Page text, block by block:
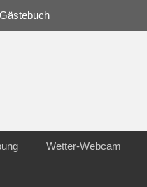
Gästebuch
Wetter-Webcam